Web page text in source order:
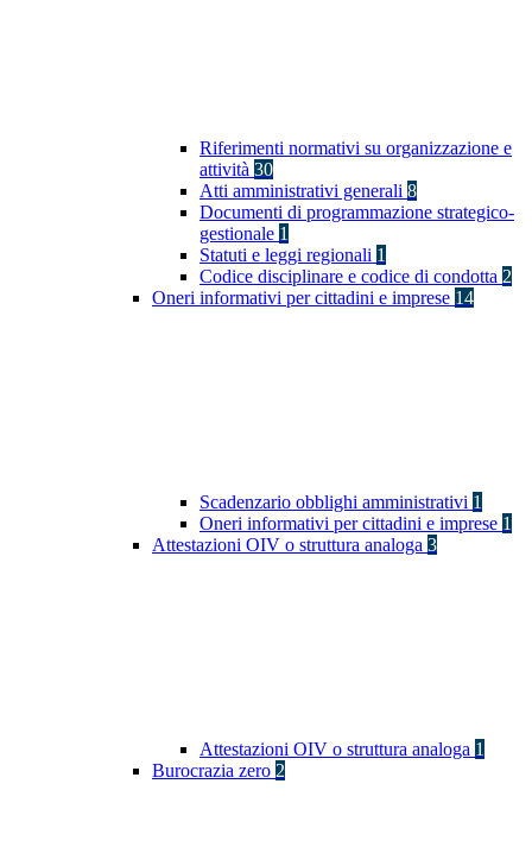
Riferimenti normativi su organizzazione e
attività 30
Atti amministrativi generali 8
Documenti di programmazione strategico-
gestionale 1
Statuti e leggi regionali 1
Codice disciplinare e codice di condotta 2
Oneri informativi per cittadini e imprese 14
Scadenzario obblighi amministrativi 1
Oneri informativi per cittadini e imprese 1
Attestazioni OIV o struttura analoga 3
Attestazioni OIV o struttura analoga 1
Burocrazia zero 2